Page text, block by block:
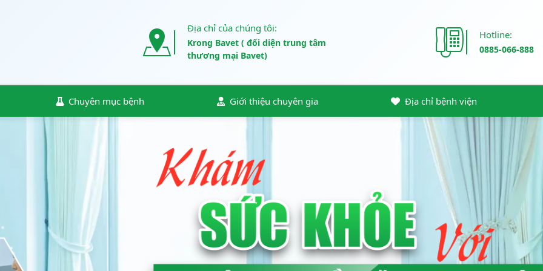
Địa chỉ của chúng tôi:
Krong Bavet ( đối diện trung tâm
thương mại Bavet)
Hotline:
0885-066-888
Chuyên mục bệnh Giới thiệu chuyên gia Địa chỉ bệnh viện